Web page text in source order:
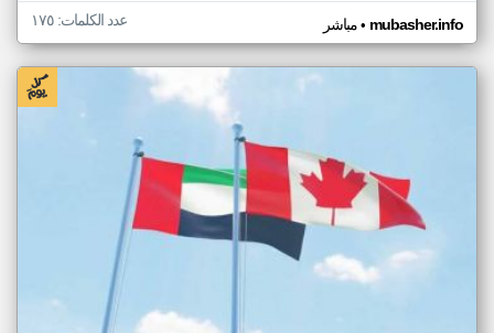
مباشر• mubasher.info عدد الكلمات: ١٧٥